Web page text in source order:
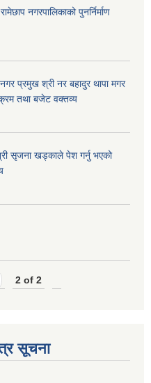
नगरपालिकाको पुनर्निर्माण
प्रमुख श्री नर बहादुर थापा मगर
तथा बजेट वक्तव्य
सृजना खड्काले पेश गर्नु भएको
2 of 2
सूचना